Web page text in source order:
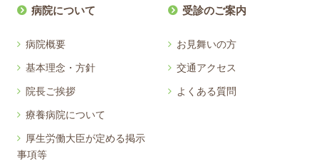
病院について
病院概要
基本理念・方針
院長ご挨拶
療養病院について
厚生労働大臣が定める掲示
事項等
受診のご案内
お見舞いの方
交通アクセス
よくある質問